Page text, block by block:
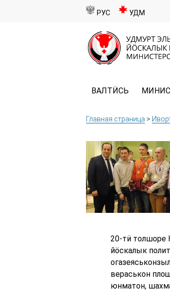
РУС УДМ
ВАЛТӤСЬ
Главная страница >
20-тӥ толшоре
йӧскалык
вераськон
юнматон,